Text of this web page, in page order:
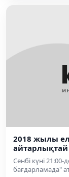
2018 жылы
айтарлықтай
Сенбі күні
бағдарламада"